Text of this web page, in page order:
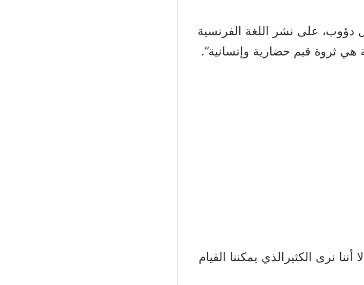
دؤوب، على نشر اللغة الفرنسية
هي ثروة قيم حضارية وإنسانية”.
نرى الكثيرالذي يمكننا القيام